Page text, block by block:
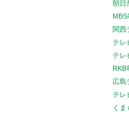
朝日
関西
テレ
テレ
RKB
広島
テレ
く